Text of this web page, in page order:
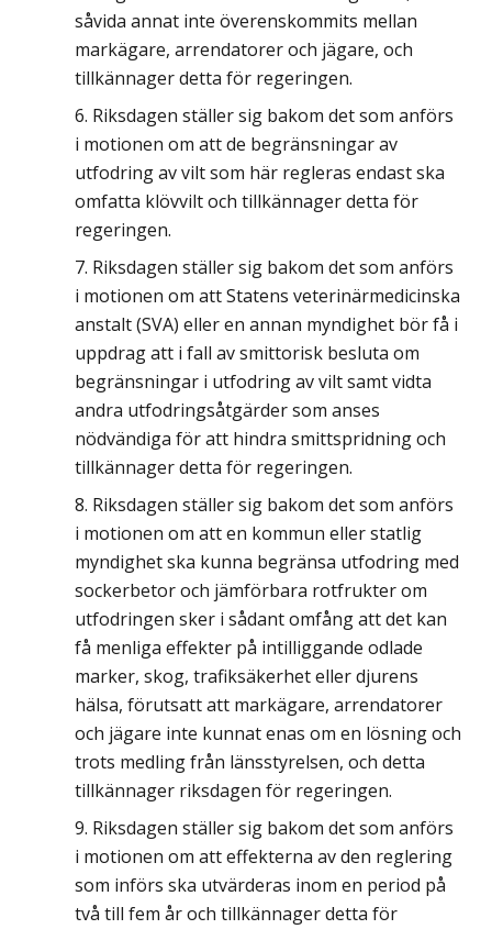
såvida annat inte överenskommits mellan
markägare, arrendatorer och jägare, och
tillkännager detta för regeringen.
Riksdagen ställer sig bakom det som anförs
i motionen om att de begränsningar av
utfodring av vilt som här regleras endast ska
omfatta klövvilt och tillkännager detta för
regeringen.
Riksdagen ställer sig bakom det som anförs
i motionen om att Statens veterinärmedicinska
anstalt (SVA) eller en annan myndighet bör få i
uppdrag att i fall av smittorisk besluta om
begränsningar i utfodring av vilt samt vidta
andra utfodringsåtgärder som anses
nödvändiga för att hindra smittspridning och
tillkännager detta för regeringen.
Riksdagen ställer sig bakom det som anförs
i motionen om att en kommun eller statlig
myndighet ska kunna begränsa utfodring med
sockerbetor och jämförbara rotfrukter om
utfodringen sker i sådant omfång att det kan
få menliga effekter på intilliggande odlade
marker, skog, trafiksäkerhet eller djurens
hälsa, förutsatt att markägare, arrendatorer
och jägare inte kunnat enas om en lösning och
trots medling från länsstyrelsen, och detta
tillkännager riksdagen för regeringen.
Riksdagen ställer sig bakom det som anförs
i motionen om att effekterna av den reglering
som införs ska utvärderas inom en period på
två till fem år och tillkännager detta för